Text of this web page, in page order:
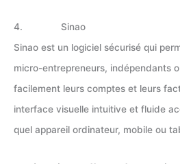
4. Sinao
Sinao est un logiciel sécurisé qui
micro-entrepreneurs, indépendants
facilement leurs comptes et leurs
interface visuelle intuitive et fluide
quel appareil ordinateur, mobile ou